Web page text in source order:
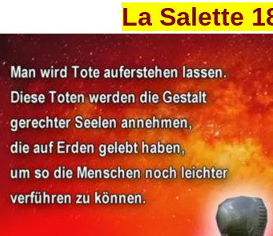
La Salette